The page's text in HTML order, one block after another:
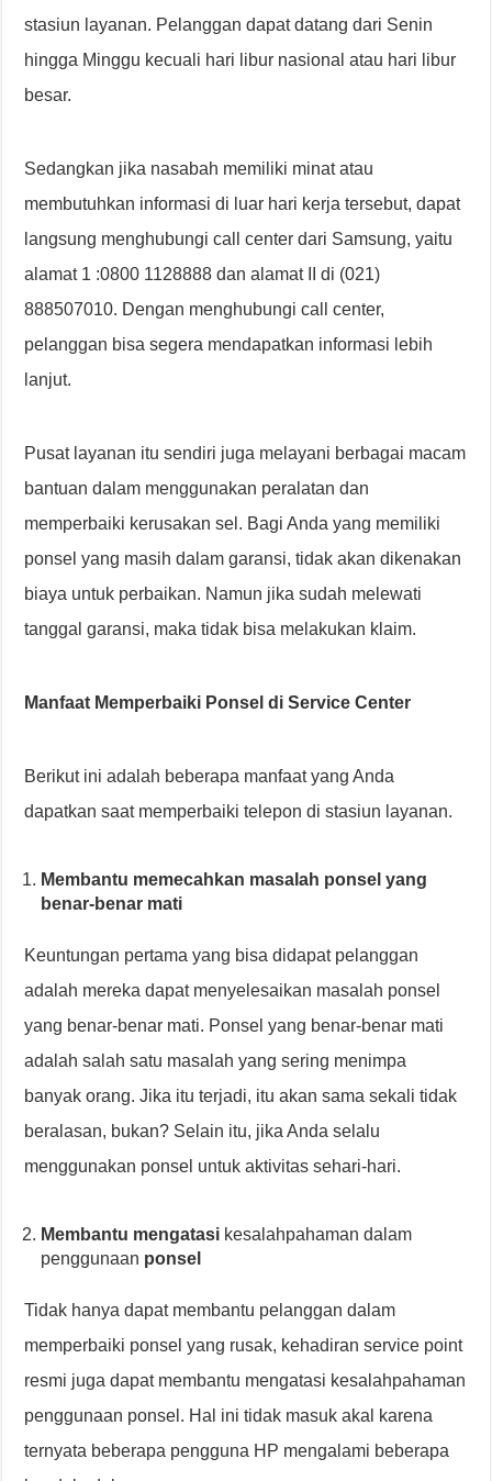
stasiun layanan. Pelanggan dapat datang dari Senin
hingga Minggu kecuali hari libur nasional atau hari libur
besar.
Sedangkan jika nasabah memiliki minat atau
membutuhkan informasi di luar hari kerja tersebut, dapat
langsung menghubungi call center dari Samsung, yaitu
alamat 1 :0800 1128888 dan alamat II di (021)
888507010. Dengan menghubungi call center,
pelanggan bisa segera mendapatkan informasi lebih
lanjut.
Pusat layanan itu sendiri juga melayani berbagai macam
bantuan dalam menggunakan peralatan dan
memperbaiki kerusakan sel. Bagi Anda yang memiliki
ponsel yang masih dalam garansi, tidak akan dikenakan
biaya untuk perbaikan. Namun jika sudah melewati
tanggal garansi, maka tidak bisa melakukan klaim.
Manfaat Memperbaiki Ponsel di Service Center
Berikut ini adalah beberapa manfaat yang Anda
dapatkan saat memperbaiki telepon di stasiun layanan.
Membantu memecahkan masalah ponsel yang
benar-benar mati
Keuntungan pertama yang bisa didapat pelanggan
adalah mereka dapat menyelesaikan masalah ponsel
yang benar-benar mati. Ponsel yang benar-benar mati
adalah salah satu masalah yang sering menimpa
banyak orang. Jika itu terjadi, itu akan sama sekali tidak
beralasan, bukan? Selain itu, jika Anda selalu
menggunakan ponsel untuk aktivitas sehari-hari.
Membantu mengatasi kesalahpahaman dalam
penggunaan ponsel
Tidak hanya dapat membantu pelanggan dalam
memperbaiki ponsel yang rusak, kehadiran service point
resmi juga dapat membantu mengatasi kesalahpahaman
penggunaan ponsel. Hal ini tidak masuk akal karena
ternyata beberapa pengguna HP mengalami beberapa